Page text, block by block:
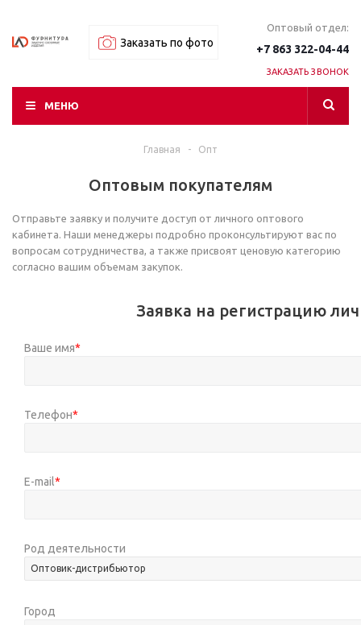
Заказать по фото
Оптовый отдел:
+7 863 322-04-44
ЗАКАЗАТЬ ЗВОНОК
МЕНЮ
Главная - Опт
Оптовым покупателям
Отправьте заявку и получите доступ от личного оптового
кабинета. Наши менеджеры подробно проконсультируют вас по
вопросам сотрудничества, а также присвоят ценовую категорию
согласно вашим объемам закупок.
Заявка на регистрацию
Ваше имя*
Телефон*
E-mail*
Род деятельности
Оптовик-дистрибьютор
Город